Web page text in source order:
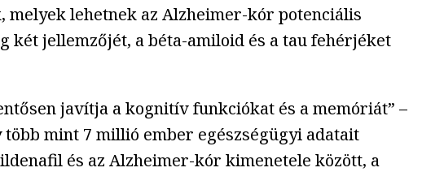
melyek lehetnek az Alzheimer-kór potenciális
két jellemzőjét, a béta-amiloid és a tau fehérjéket
javítja a kognitív funkciókat és a memóriát” –
mint 7 millió ember egészségügyi adatait
és az Alzheimer-kór kimenetele között, a